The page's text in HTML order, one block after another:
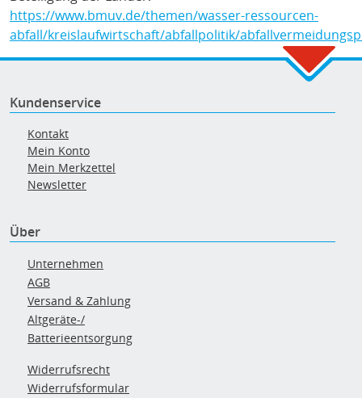
https://www.bmuv.de/themen/wasser-ressourcen-
abfall/kreislaufwirtschaft/abfallpolitik/
Kundenservice
Kontakt
Mein Konto
Mein Merkzettel
Newsletter
Über
Unternehmen
AGB
Versand & Zahlung
Altgeräte-/
Batterieentsorgung
Widerrufsrecht
Widerrufsformular